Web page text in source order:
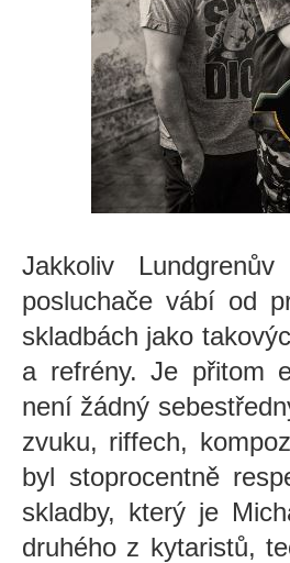
Jakkoliv
posluchače vábí od
skladbách jako
a refrény. Je přitom
není žádný
zvuku, riffech,
byl stoprocentně
skladby, který je
druhého z kytaristů,